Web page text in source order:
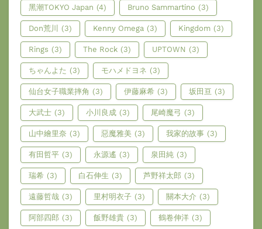
黑潮TOKYO Japan (4) Bruno Sammartino (3)
Don荒川 (3) Kenny Omega (3) Kingdom (3)
Rings (3) The Rock (3) UPTOWN (3)
ちゃんよた (3) モハメドヨネ (3)
仙台女子職業摔角 (3) 伊藤麻希 (3) 坂田亘 (3)
大武士 (3) 小川良成 (3) 尾崎魔弓 (3)
山中繪里奈 (3) 惡魔雅美 (3) 我家的故事 (3)
有田哲平 (3) 永源遙 (3) 泉田純 (3)
瑞希 (3) 白石伸生 (3) 芦野祥太郎 (3)
遠藤哲哉 (3) 里村明衣子 (3) 關本大介 (3)
阿部四郎 (3) 飯野雄貴 (3) 鶴卷伸洋 (3)